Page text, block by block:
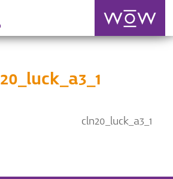
cln20_luck_a3_1